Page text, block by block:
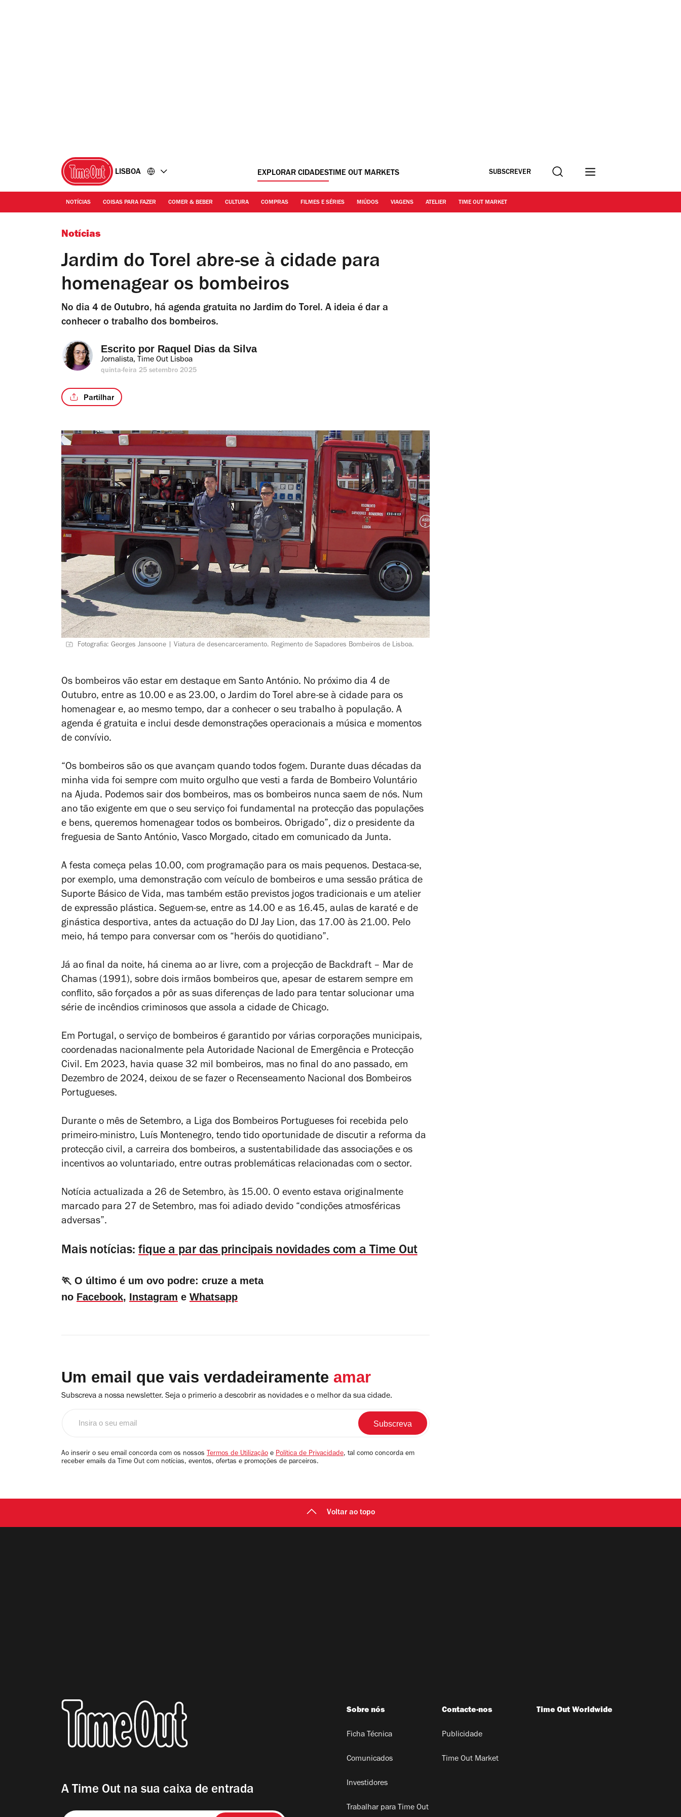
LISBOA EXPLORAR CIDADESTIME OUT MARKETS SUBSCREVER Procurar
NOTÍCIAS COISAS PARA FAZER COMER & BEBER CULTURA COMPRAS FILMES E SÉRIES MIÚDOS VIAGENS ATELIER TIME OUT MARKET
Notícias
Jardim do Torel abre-se à cidade para
homenagear os bombeiros
No dia 4 de Outubro, há agenda gratuita no Jardim do Torel. A ideia é dar a
conhecer o trabalho dos bombeiros.
Escrito por Raquel Dias da Silva
Jornalista, Time Out Lisboa
quinta-feira 25 setembro 2025
Partilhar
Fotografia: Georges Jansoone | Viatura de desencarceramento. Regimento de Sapadores Bombeiros de Lisboa.
Os bombeiros vão estar em destaque em Santo António. No próximo dia 4 de
Outubro, entre as 10.00 e as 23.00, o Jardim do Torel abre-se à cidade para os
homenagear e, ao mesmo tempo, dar a conhecer o seu trabalho à população. A
agenda é gratuita e inclui desde demonstrações operacionais a música e momentos
de convívio.
“Os bombeiros são os que avançam quando todos fogem. Durante duas décadas da
minha vida foi sempre com muito orgulho que vesti a farda de Bombeiro Voluntário
na Ajuda. Podemos sair dos bombeiros, mas os bombeiros nunca saem de nós. Num
ano tão exigente em que o seu serviço foi fundamental na protecção das populações
e bens, queremos homenagear todos os bombeiros. Obrigado”, diz o presidente da
freguesia de Santo António, Vasco Morgado, citado em comunicado da Junta.
A festa começa pelas 10.00, com programação para os mais pequenos. Destaca-se,
por exemplo, uma demonstração com veículo de bombeiros e uma sessão prática de
Suporte Básico de Vida, mas também estão previstos jogos tradicionais e um atelier
de expressão plástica. Seguem-se, entre as 14.00 e as 16.45, aulas de karaté e de
ginástica desportiva, antes da actuação do DJ Jay Lion, das 17.00 às 21.00. Pelo
meio, há tempo para conversar com os “heróis do quotidiano”.
Já ao final da noite, há cinema ao ar livre, com a projecção de Backdraft – Mar de
Chamas (1991), sobre dois irmãos bombeiros que, apesar de estarem sempre em
conflito, são forçados a pôr as suas diferenças de lado para tentar solucionar uma
série de incêndios criminosos que assola a cidade de Chicago.
Em Portugal, o serviço de bombeiros é garantido por várias corporações municipais,
coordenadas nacionalmente pela Autoridade Nacional de Emergência e Protecção
Civil. Em 2023, havia quase 32 mil bombeiros, mas no final do ano passado, em
Dezembro de 2024, deixou de se fazer o Recenseamento Nacional dos Bombeiros
Portugueses.
Durante o mês de Setembro, a Liga dos Bombeiros Portugueses foi recebida pelo
primeiro-ministro, Luís Montenegro, tendo tido oportunidade de discutir a reforma da
protecção civil, a carreira dos bombeiros, a sustentabilidade das associações e os
incentivos ao voluntariado, entre outras problemáticas relacionadas com o sector.
Notícia actualizada a 26 de Setembro, às 15.00. O evento estava originalmente
marcado para 27 de Setembro, mas foi adiado devido “condições atmosféricas
adversas”.
Mais notícias:fique a par das principais novidades com a Time Out
🏃 O último é um ovo podre: cruze a meta
no Facebook, Instagram e Whatsapp
Um email que vais verdadeiramente amar
Subscreva a nossa newsletter. Seja o primerio a descobrir as novidades e o melhor da sua cidade.
email
Ao inserir o seu email concorda com os nossos Termos de Utilização e Política de Privacidade, tal como concorda em
receber emails da Time Out com notícias, eventos, ofertas e promoções de parceiros.
Voltar ao topo
A Time Out na sua caixa de entrada
Sobre nós
Ficha Técnica
Comunicados
Investidores
Trabalhar para Time Out
Contacte-nos
Publicidade
Time Out Market
Time Out Worldwide